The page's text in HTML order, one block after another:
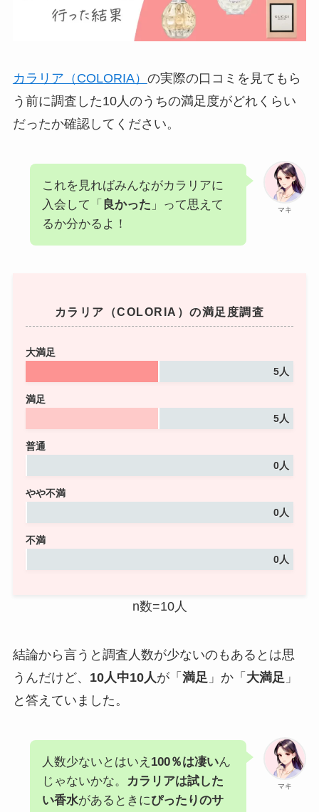
カラリア（COLORIA） の実際の口コミを見てもら
う前に調査した10人のうちの満足度がどれくらい
だったか確認してください。
マキ
これを見ればみんながカラリアに
入会して「 良かった 」って思えて
るか分かるよ！
カラリア（COLORIA）の満足度調査
大満足
5人
満足
5人
普通
0人
やや不満
0人
不満
0人
n数=10人
結論から言うと調査人数が少ないのもあるとは思
うんだけど、 10人中10人が「 満足」か「 大満足」
と答えていました。
マキ
人数少ないとはいえ 100％は凄いん
じゃないかな。
カラリアは試した
い香水があるときにぴったりのサ